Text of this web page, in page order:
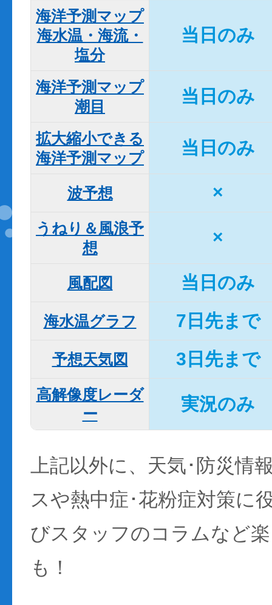
海洋予測マップ
海水温・海流・
塩分
当日のみ
海洋予測マップ
潮目
当日のみ
拡大縮小できる
海洋予測マップ
当日のみ
波予想 ×
うねり＆風浪予
想
×
風配図 当日のみ
海水温グラフ 7日先まで
予想天気図 3日先まで
高解像度レーダ
ー
実況のみ
上記以外に、天気･防災情
スや熱中症･花粉症対策に
びスタッフのコラムなど
も！